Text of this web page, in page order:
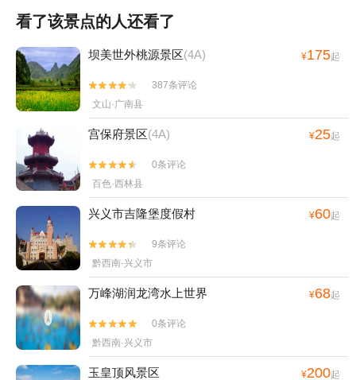
看了该景点的人还看了
坝美世外桃源景区(4A) ¥175起


387条评论
文山·广南县
宫保府景区(4A) ¥25起


0条评论
百色·西林县
兴义市吉隆堡度假村 ¥60起


9条评论
黔西南·兴义市
万峰湖润龙湾水上世界 ¥68起


0条评论
黔西南·兴义市
玉皇顶风景区 ¥200起